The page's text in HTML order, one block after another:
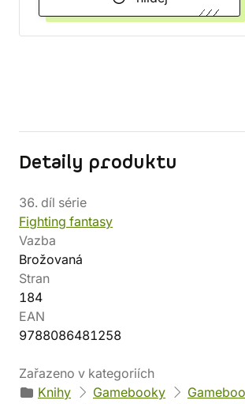
Detaily produktu
36. díl série
Fighting fantasy
Vazba
Brožovaná
Stran
184
EAN
9788086481258
Zařazeno v kategoriích
Knihy
Gamebooky